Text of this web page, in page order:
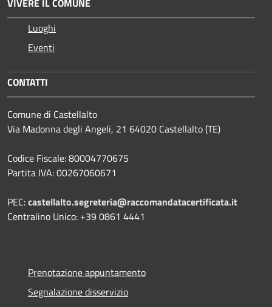
VIVERE IL COMUNE
Luoghi
Eventi
CONTATTI
Comune di Castellalto
Via Madonna degli Angeli, 21 64020 Castellalto (TE)
Codice Fiscale: 80004770675
Partita IVA: 00267060671
PEC:castellalto.segreteria@raccomandatacertificata.it
Centralino Unico: +39 0861 4441
Prenotazione appuntamento
Segnalazione disservizio